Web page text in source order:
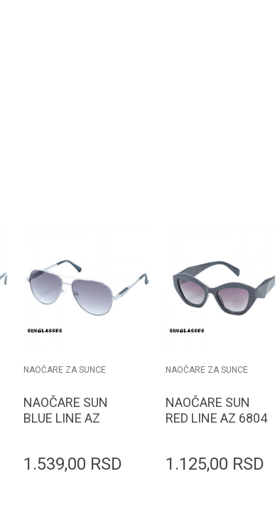
NAOČARE ZA SUNCE
NAOČARE SUN
BLUE LINE AZ
1.539,00 RSD
NAOČARE ZA SUNCE
NAOČARE SUN
RED LINE AZ 6804
1.125,00 RSD